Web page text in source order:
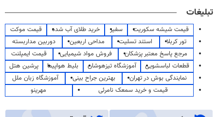
تبلیغات
قیمت شیشه سکوریت سفیر خرید طلای آب شده
قیمت موکت
تور کربلا
استند تسلیت مداحی اربعین
دوربین مداربسته
مرجع پاسخ معتبر پزشکان
فروش مواد شیمیایی
قیمت ایمپلنت
قطعات لباسشویی
آموزشگاه تیزهوشان بلیط هواپیما
پرشین هتل
نمایندگی بوش در تهران
بهترین جراح بینی
آموزشگاه زبان ملل
قیمت و خرید سمعک نامرئی
مهرینو